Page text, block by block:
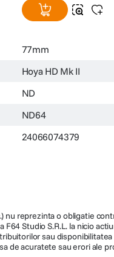
77mm
Hoya HD Mk II
ND
ND64
24066074379
nu reprezinta o obligatie
Studio S.R.L. la nicio
sau
de acuratete sau erori ale